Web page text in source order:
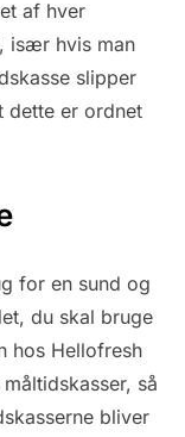
af hver
især hvis man
slipper
dette er ordnet
for en sund og
du skal bruge
hos Hellofresh
så
bliver